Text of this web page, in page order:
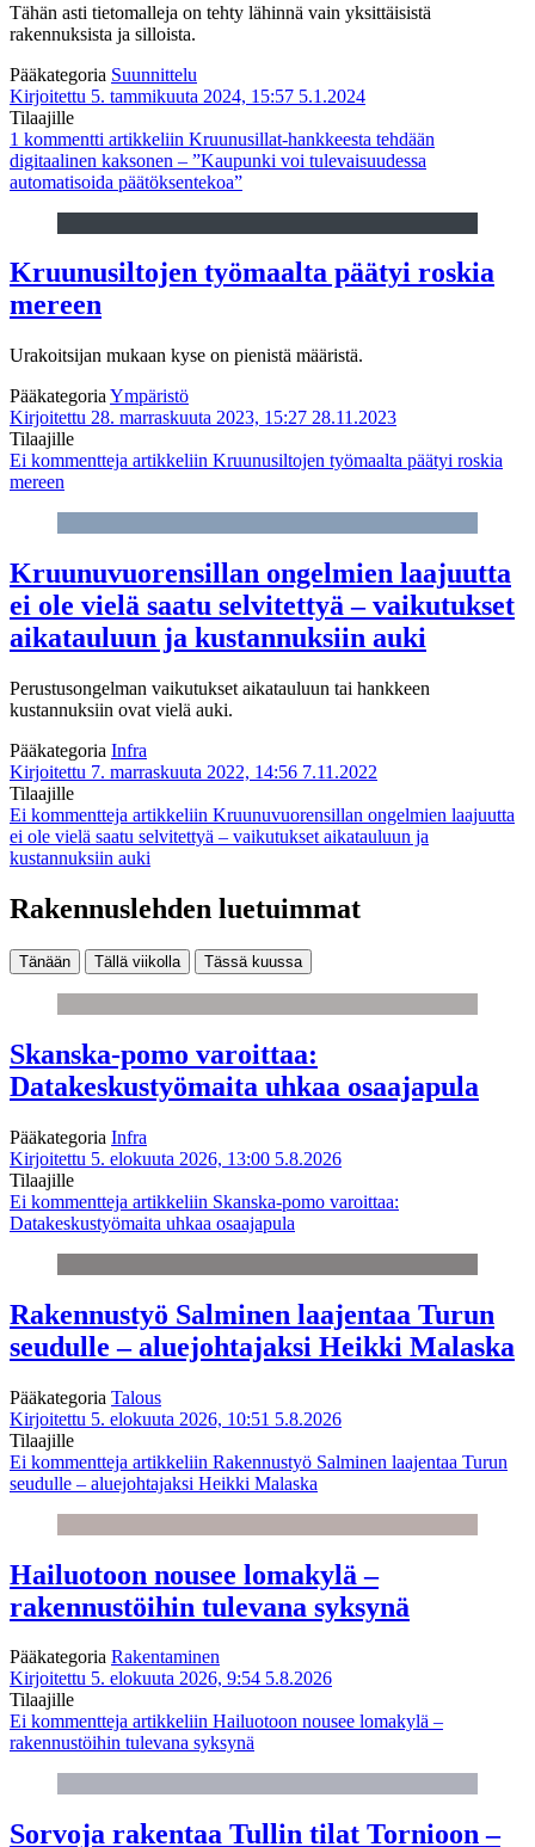
Tähän asti tietomalleja on tehty lähinnä vain yksittäisistä
rakennuksista ja silloista.
Pääkategoria Suunnittelu
Kirjoitettu 5. tammikuuta 2024, 15:57 5.1.2024
Tilaajille
1 kommentti artikkeliin Kruunusillat-hankkeesta tehdään
digitaalinen kaksonen – ”Kaupunki voi tulevaisuudessa
automatisoida päätöksentekoa”
Kruunusiltojen työmaalta päätyi roskia
mereen
Urakoitsijan mukaan kyse on pienistä määristä.
Pääkategoria Ympäristö
Kirjoitettu 28. marraskuuta 2023, 15:27 28.11.2023
Tilaajille
Ei kommentteja artikkeliin Kruunusiltojen työmaalta päätyi roskia
mereen
Kruunuvuorensillan ongelmien laajuutta
ei ole vielä saatu selvitettyä – vaikutukset
aikatauluun ja kustannuksiin auki
Perustusongelman vaikutukset aikatauluun tai hankkeen
kustannuksiin ovat vielä auki.
Pääkategoria Infra
Kirjoitettu 7. marraskuuta 2022, 14:56 7.11.2022
Tilaajille
Ei kommentteja artikkeliin Kruunuvuorensillan ongelmien laajuutta
ei ole vielä saatu selvitettyä – vaikutukset aikatauluun ja
kustannuksiin auki
Rakennuslehden luetuimmat
Tänään Tällä viikolla Tässä kuussa
Skanska-pomo varoittaa:
Datakeskustyömaita uhkaa osaajapula
Pääkategoria Infra
Kirjoitettu 5. elokuuta 2026, 13:00 5.8.2026
Tilaajille
Ei kommentteja artikkeliin Skanska-pomo varoittaa:
Datakeskustyömaita uhkaa osaajapula
Rakennustyö Salminen laajentaa Turun
seudulle – aluejohtajaksi Heikki Malaska
Pääkategoria Talous
Kirjoitettu 5. elokuuta 2026, 10:51 5.8.2026
Tilaajille
Ei kommentteja artikkeliin Rakennustyö Salminen laajentaa Turun
seudulle – aluejohtajaksi Heikki Malaska
Hailuotoon nousee lomakylä –
rakennustöihin tulevana syksynä
Pääkategoria Rakentaminen
Kirjoitettu 5. elokuuta 2026, 9:54 5.8.2026
Tilaajille
Ei kommentteja artikkeliin Hailuotoon nousee lomakylä –
rakennustöihin tulevana syksynä
Sorvoja rakentaa Tullin tilat Tornioon –